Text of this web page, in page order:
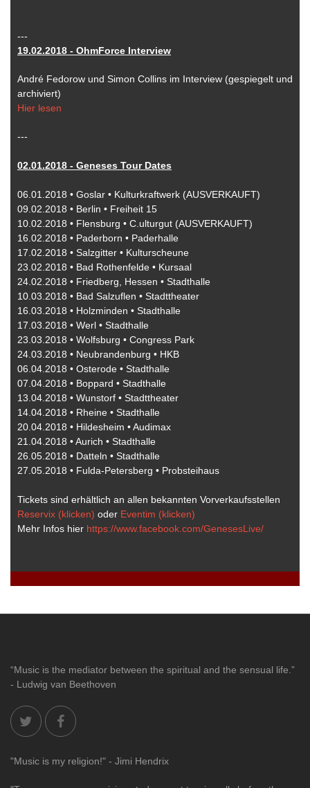
---
19.02.2018 - OhmForce Interview
André Fedorow und Simon Collins im Interview (gespiegelt und
archiviert)
Hier lesen
---
02.01.2018 - Geneses Tour Dates
06.01.2018 • Goslar • Kulturkraftwerk (AUSVERKAUFT)
09.02.2018 • Berlin • Freiheit 15
10.02.2018 • Flensburg • C.ulturgut (AUSVERKAUFT)
16.02.2018 • Paderborn • Paderhalle
17.02.2018 • Salzgitter • Kulturscheune
23.02.2018 • Bad Rothenfelde • Kursaal
24.02.2018 • Friedberg, Hessen • Stadthalle
10.03.2018 • Bad Salzuflen • Stadttheater
16.03.2018 • Holzminden • Stadthalle
17.03.2018 • Werl • Stadthalle
23.03.2018 • Wolfsburg • Congress Park
24.03.2018 • Neubrandenburg • HKB
06.04.2018 • Osterode • Stadthalle
07.04.2018 • Boppard • Stadthalle
13.04.2018 • Wunstorf • Stadttheater
14.04.2018 • Rheine • Stadthalle
20.04.2018 • Hildesheim • Audimax
21.04.2018 • Aurich • Stadthalle
26.05.2018 • Datteln • Stadthalle
27.05.2018 • Fulda-Petersberg • Probsteihaus
Tickets sind erhältlich an allen bekannten Vorverkaufsstellen
Reservix (klicken) oder Eventim (klicken)
Mehr Infos hier https://www.facebook.com/GenesesLive/
“Music is the mediator between the spiritual and the sensual life.”
- Ludwig van Beethoven
"Music is my religion!" - Jimi Hendrix